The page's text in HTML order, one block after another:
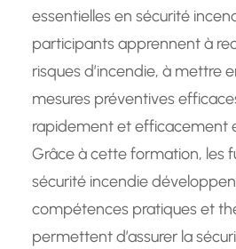
essentielles en sécurité
participants apprennent à
risques d’incendie, à mettre
mesures préventives
rapidement et efficacement
Grâce à cette formation, les
sécurité incendie
compétences pratiques et
permettent d’assurer la